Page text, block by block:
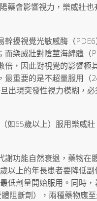
藥會影響視力，樂威壯也
幹擾視覺光敏感酶（
而樂威壯對陰莖海綿體（
倍，因此對視覺的影響極
最重要的是不超量服用（
出現突發性視力模糊，
如65歲以上）服用樂威
謝功能自然衰退，藥物在
以上的年長患者要降低
低劑量開始服用。同時
阻斷劑），兩種藥物應至